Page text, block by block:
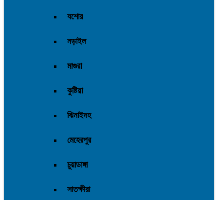
যশোর
নড়াইল
মাগুরা
কুষ্টিয়া
ঝিনাইদহ
মেহেরপুর
চুয়াডাঙ্গা
সাতক্ষীরা